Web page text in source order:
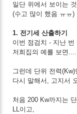
일단 위에서 보이는
(수고 많이 했음 ㅠㅠ)
1. 전기세 산출하기
이번 점검치 - 지난
저희집의 예를 보면
그런데 단위 전력
다시 말해서, 고지서
처음 200 Kw까지는
LL이고,